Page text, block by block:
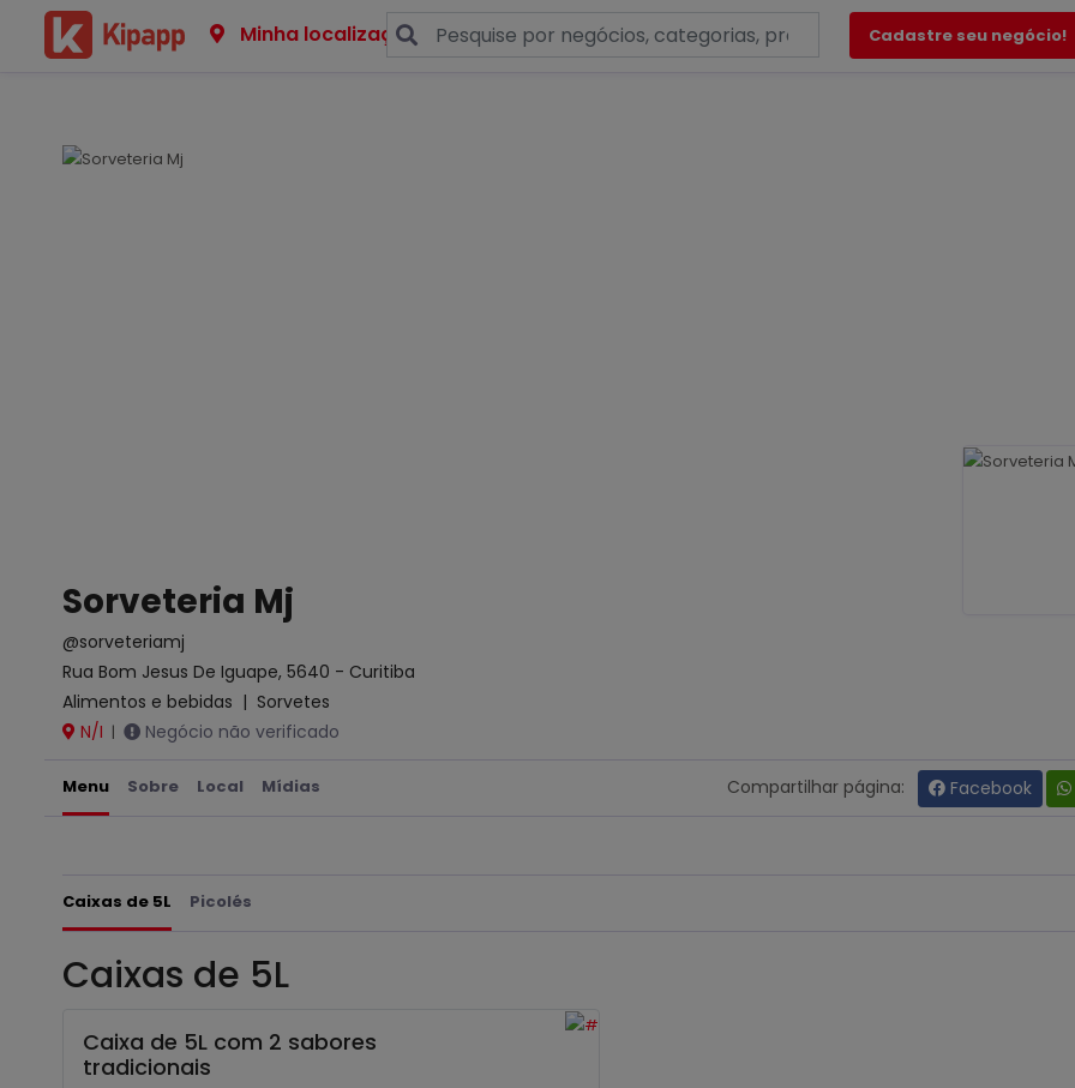
Minha localização Cadastre seu negócio!
Sorveteria Mj
@sorveteriamj
Rua Bom Jesus De Iguape, 5640 - Curitiba
Alimentos e bebidas | Sorvetes
N/I | Negócio não verificado
Menu Sobre Local Mídias Compartilhar página: Facebook
Caixas de 5L Picolés
Caixas de 5L
Caixa de 5L com 2 sabores
tradicionais